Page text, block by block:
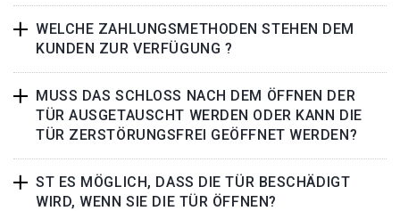
WELCHE ZAHLUNGSMETHODEN STEHEN DEM
KUNDEN ZUR VERFÜGUNG ?
MUSS DAS SCHLOSS NACH DEM ÖFFNEN DER
TÜR AUSGETAUSCHT WERDEN ODER KANN DIE
TÜR ZERSTÖRUNGSFREI GEÖFFNET WERDEN?
ST ES MÖGLICH, DASS DIE TÜR BESCHÄDIGT
WIRD, WENN SIE DIE TÜR ÖFFNEN?